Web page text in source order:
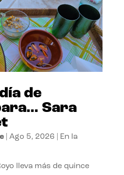
de
Sara
| Ago 5, 2026
En la
lleva más de quince